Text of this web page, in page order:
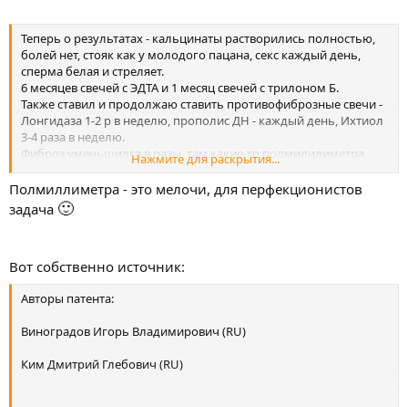
Теперь о результатах - кальцинаты растворились полностью,
болей нет, стояк как у молодого пацана, секс каждый день,
сперма белая и стреляет.
6 месяцев свечей с ЭДТА и 1 месяц свечей с трилоном Б.
Также ставил и продолжаю ставить противофиброзные свечи -
Лонгидаза 1-2 р в неделю, прополис ДН - каждый день, Ихтиол
3-4 раза в неделю.
Фиброз уменьшился в разы, там какие-то полмилилиметра
осталось, раньше же четко в центре простаты белое пятно
было,хоть и небольшое, теперь его нет. Но Лонгидазу ставлю с
2014 года.
Нажмите для раскрытия...
Полмиллиметра - это мелочи, для перфекционистов
задача 🙂
Вот собственно источник:
Авторы патента:
Виноградов Игорь Владимирович (RU)
Ким Дмитрий Глебович (RU)